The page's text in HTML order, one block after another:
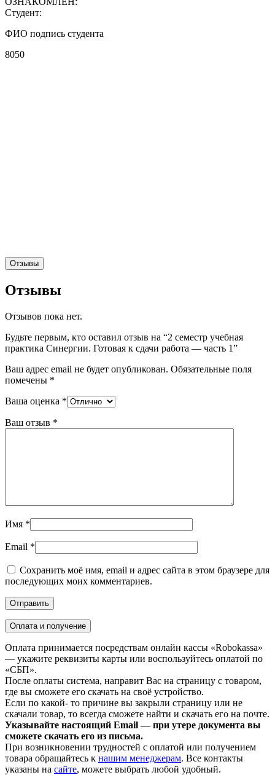
Студент:
ФИО подпись студента
8050
Отзывы
Отзывы
Отзывов пока нет.
Будьте первым, кто оставил отзыв на “2 семестр учебная
практика Синергии. Готовая к сдачи работа — часть 1”
Ваш адрес email не будет опубликован. Обязательные поля
помечены *
Ваша оценка *
Ваш отзыв *
Имя *
Email *
Сохранить моё имя, email и адрес сайта в этом браузере для
последующих моих комментариев.
Оплата и получение
Оплата принимается посредствам онлайн кассы «Robokassa»
— укажите реквизиты карты или воспользуйтесь оплатой по
«СБП».
После оплаты система, направит Вас на страницу с товаром,
где вы сможете его скачать на своё устройство.
Если по какой- то причине вы закрыли страницу или не
скачали товар, то всегда сможете найти и скачать его на почте.
Указывайте настоящий Email — при утере документа вы
сможете скачать его из письма.
При возникновении трудностей с оплатой или получением
товара обращайтесь к нашим менеджерам. Все контакты
указаны на сайте, можете выбрать любой удобный.